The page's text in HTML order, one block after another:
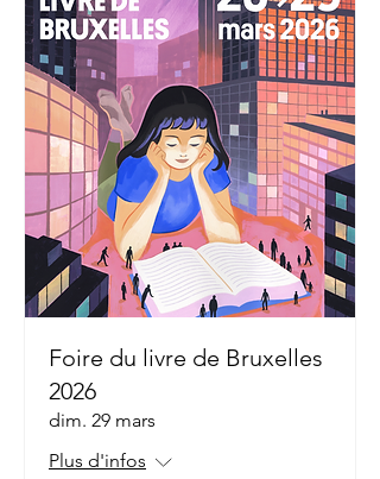
Foire du livre de Bruxelles
2026
dim. 29 mars
Plus d'infos